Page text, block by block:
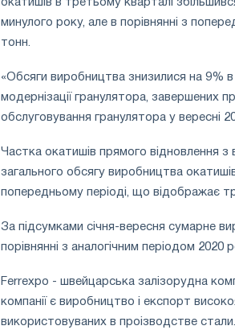
окатишів в третьому кварталі
минулого року, але в порівнянні з
тонн.
«Обсяги виробництва знизилися на 9%
модернізації гранулятора, завершених
обслуговування гранулятора у вересні
Частка окатишів прямого відновлення з
загального обсягу виробництва
попередньому періоді, що відображає
За підсумками січня-вересня сумарне
порівнянні з аналогічним періодом 2020
Ferrexpo - швейцарська залізорудна
компанії є виробництво і експорт
використовуваних в прoізводстве стали.